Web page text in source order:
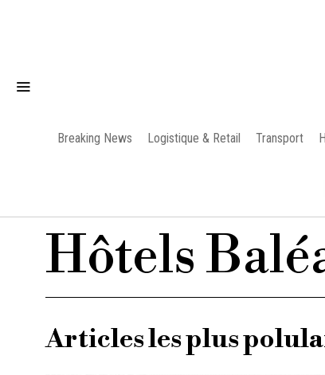
Breaking News Logistique & Retail Transport
Hôtels
Articles les plus